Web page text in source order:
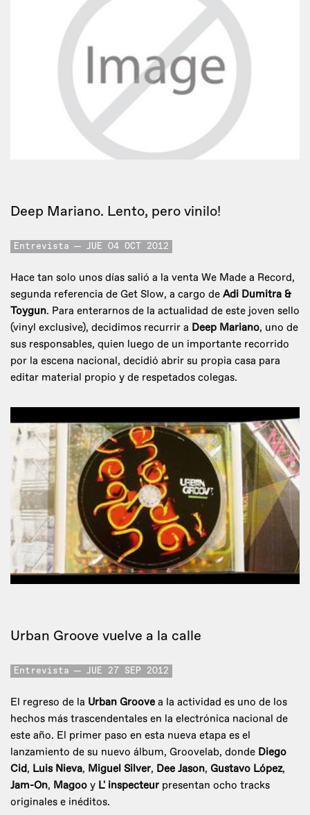
Deep Mariano. Lento, pero vinilo!
Entrevista JUE 04 OCT 2012
Hace tan solo unos días salió a la venta We Made a Record,
segunda referencia de Get Slow, a cargo de Adi Dumitra &
Toygun. Para enterarnos de la actualidad de este joven sello
(vinyl exclusive), decidimos recurrir a Deep Mariano, uno de
sus responsables, quien luego de un importante recorrido
por la escena nacional, decidió abrir su propia casa para
editar material propio y de respetados colegas.
Urban Groove vuelve a la calle
Entrevista JUE 27 SEP 2012
El regreso de la Urban Groove a la actividad es uno de los
hechos más trascendentales en la electrónica nacional de
este año. El primer paso en esta nueva etapa es el
lanzamiento de su nuevo álbum, Groovelab, donde Diego
Cid, Luis Nieva, Miguel Silver, Dee Jason, Gustavo López,
Jam-On, Magoo y L' inspecteur presentan ocho tracks
originales e inéditos.